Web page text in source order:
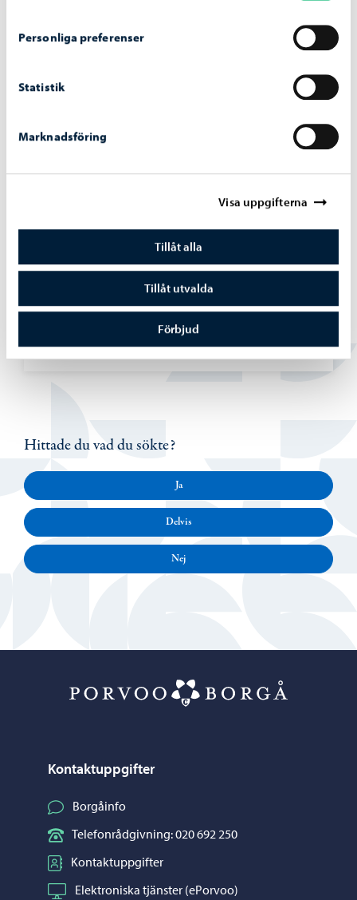
Personliga preferenser
Statistik
Marknadsföring
Visa uppgifterna
Tillåt alla
Tillåt utvalda
Förbjud
Trafik och gator-22.05.2026
Tåg trafikerar museijärnvägen igen – var
försiktig vid plankorsningar
Hittade du vad du sökte?
Ja
Delvis
Nej
Kontaktuppgifter
Borgåinfo
Telefonrådgivning: 020 692 250
Kontaktuppgifter
Elektroniska tjänster (ePorvoo)